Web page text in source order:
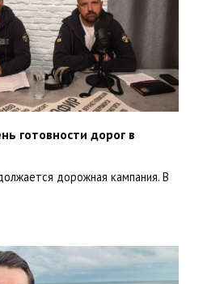
готовности дорог в
дорожная кампания. В